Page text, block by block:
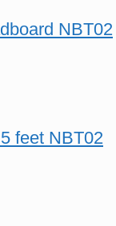
NBT02
feet NBT02